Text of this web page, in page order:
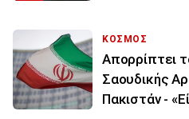
ΚΟΣΜΟΣ
Απορρίπτει
Σαουδικής
Πακιστάν -